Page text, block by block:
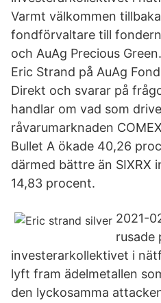
Varmt välkommen
fondförvaltare till
och AuAg Precious
Eric Strand på AuAg
Direkt och svarar på
handlar om vad som
råvarumarknaden
Bullet A ökade 40,26
därmed bättre än SIXRX
14,83 procent.
2021-
rusade
investerarkollektivet i
lyft fram ädelmetallen
den lyckosamma